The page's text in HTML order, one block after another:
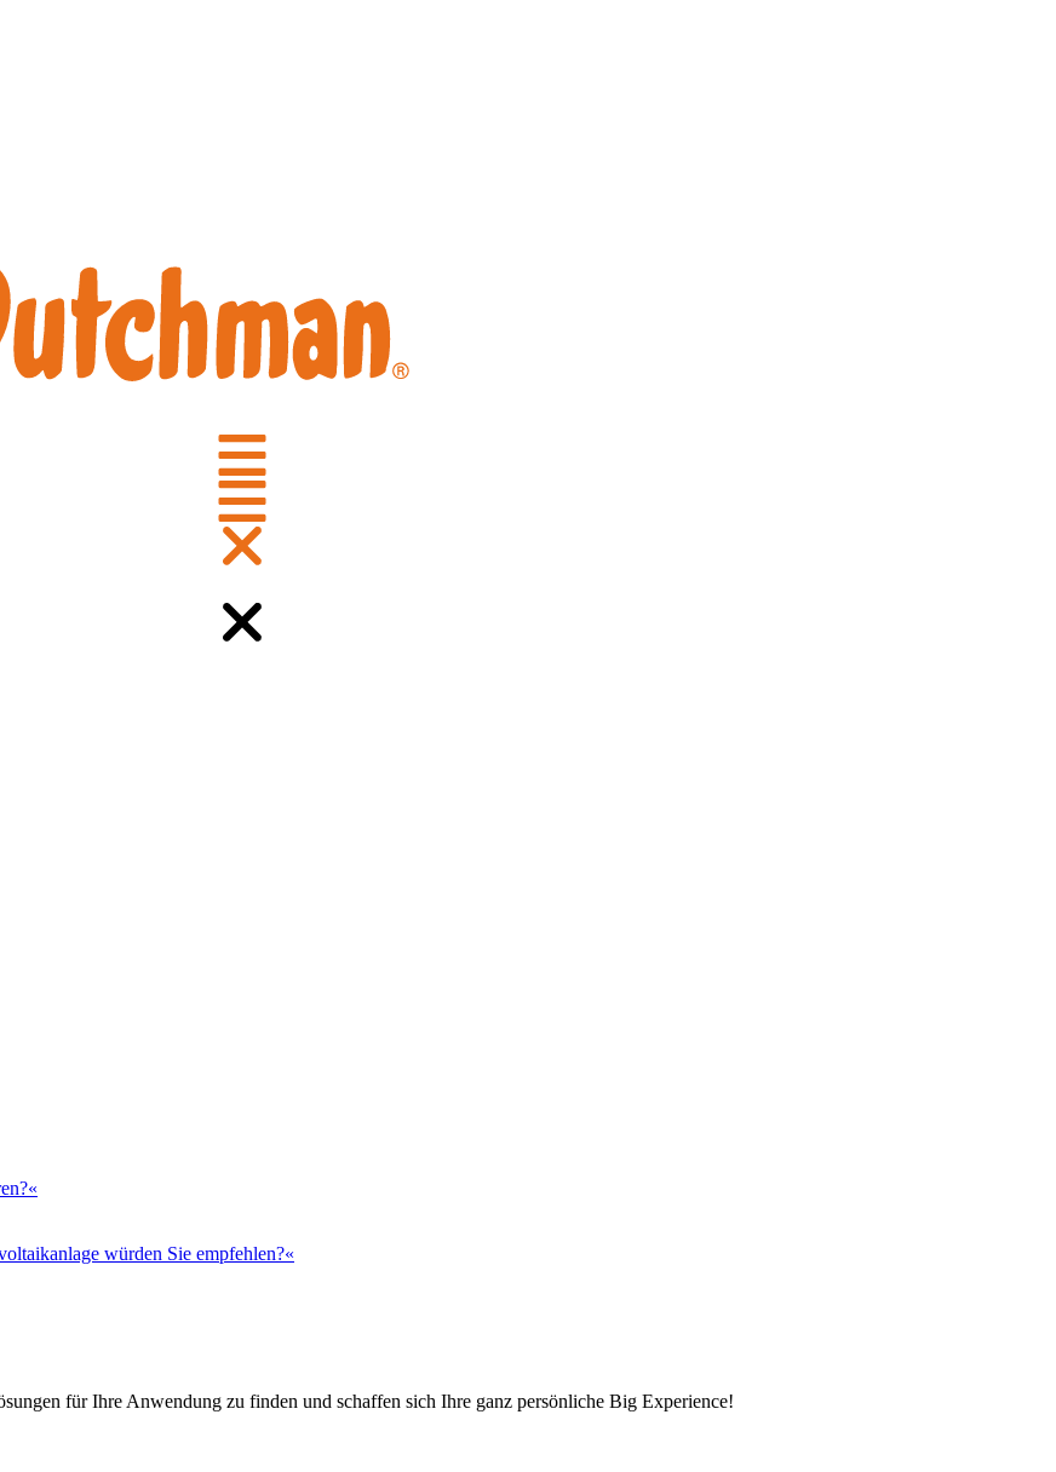
würden Sie empfehlen?«
für Ihre Anwendung zu finden und schaffen sich Ihre ganz persönliche Big Experience!